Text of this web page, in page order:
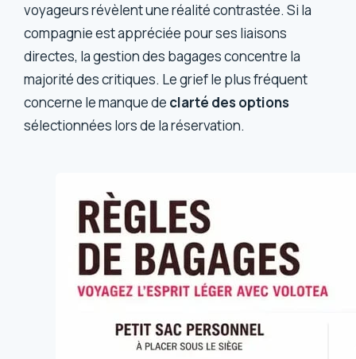
voyageurs révèlent une réalité contrastée. Si la
compagnie est appréciée pour ses liaisons
directes, la gestion des bagages concentre la
majorité des critiques. Le grief le plus fréquent
concerne le manque de clarté des options
sélectionnées lors de la réservation.